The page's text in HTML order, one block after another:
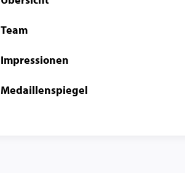
Team
Impressionen
Medaillenspiegel